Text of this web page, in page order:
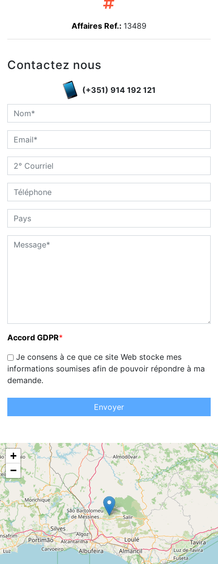
Affaires Ref.: 13489
Contactez nous
(+351) 914 192 121
Accord GDPR*
Je consens à ce que ce site Web stocke mes
informations soumises afin de pouvoir répondre à ma
demande.
Envoyer
+
−